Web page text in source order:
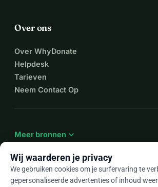
Over ons
Over WhyDonate
Helpdesk
Tarieven
Neem Contact Op
Meer bronnen expand_more
Wij waarderen je privacy
We gebruiken cookies om je surfervaring te
gepersonaliseerde advertenties of inhoud